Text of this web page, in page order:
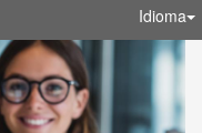
Idioma